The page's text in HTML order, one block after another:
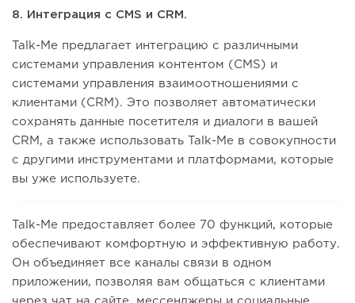
8. Интеграция с CMS и CRM.
Talk-Me предлагает интеграцию с различными
системами управления контентом (CMS) и
системами управления взаимоотношениями с
клиентами (CRM). Это позволяет автоматически
сохранять данные посетителя и диалоги в вашей
CRM, а также использовать Talk-Me в совокупности
с другими инструментами и платформами, которые
вы уже используете.
Talk-Me предоставляет более 70 функций, которые
обеспечивают комфортную и эффективную работу.
Он объединяет все каналы связи в одном
приложении, позволяя вам общаться с клиентами